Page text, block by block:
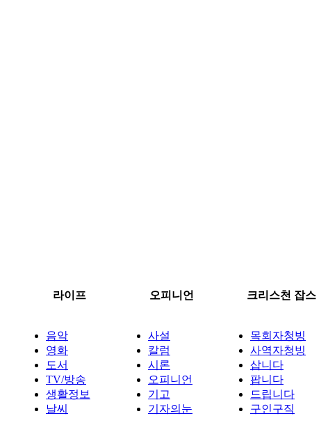
라이프 오피니언 크리스천 잡스
음악
영화
도서
TV/방송
생활정보
날씨
사설
칼럼
시론
오피니언
기고
기자의눈
목회자청빙
사역자청빙
삽니다
팝니다
드립니다
구인구직